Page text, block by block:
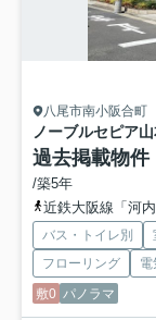
八尾市南小阪合町
ノーブルセピア
過去掲載物件
/築5年
近鉄大阪線「河
バス・トイレ別
フローリング
電
敷0 パノラマ